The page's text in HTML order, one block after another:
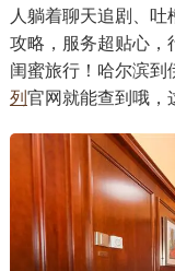
人躺着聊天追剧、
攻略，服务超贴心，
闺蜜旅行！哈尔滨到
列 官网就能查到哦，